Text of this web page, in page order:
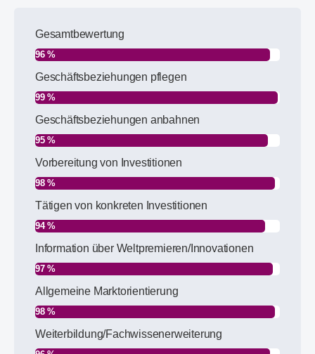
Gesamtbewertung
96 %
Geschäftsbeziehungen pflegen
99 %
Geschäftsbeziehungen anbahnen
95 %
Vorbereitung von Investitionen
98 %
Tätigen von konkreten Investitionen
94 %
Information über Weltpremieren/Innovationen
97 %
Allgemeine Marktorientierung
98 %
Weiterbildung/Fachwissenerweiterung